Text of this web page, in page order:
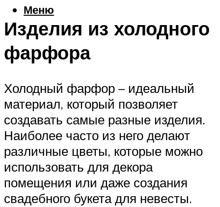
Меню
Изделия из холодного
фарфора
Холодный фарфор – идеальный
материал, который позволяет
создавать самые разные изделия.
Наиболее часто из него делают
различные цветы, которые можно
использовать для декора
помещения или даже создания
свадебного букета для невесты.